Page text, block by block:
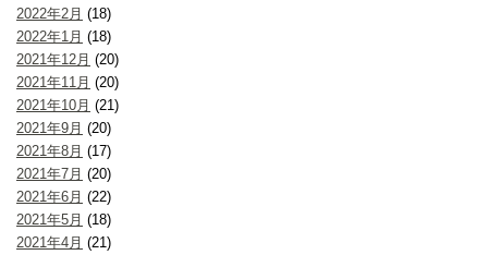
2022年2月 (18)
2022年1月 (18)
2021年12月 (20)
2021年11月 (20)
2021年10月 (21)
2021年9月 (20)
2021年8月 (17)
2021年7月 (20)
2021年6月 (22)
2021年5月 (18)
2021年4月 (21)